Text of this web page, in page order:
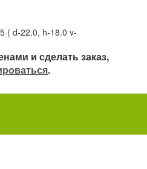
( d-22.0, h-18.0 v-
и сделать заказ,
.